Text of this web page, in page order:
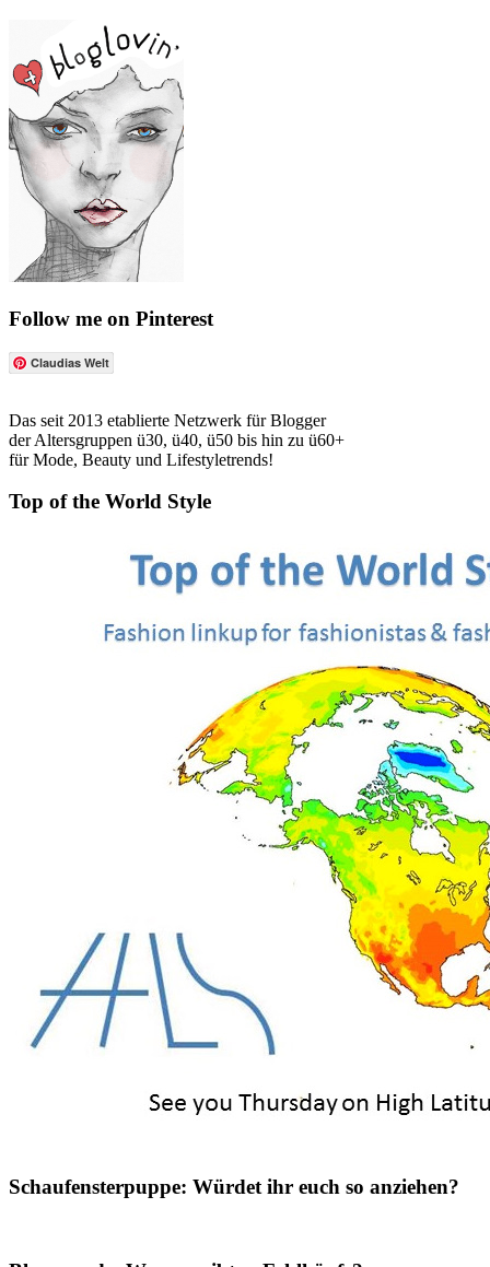
Follow me on Pinterest
Claudias Welt
Das seit 2013 etablierte Netzwerk für Blogger
der Altersgruppen ü30, ü40, ü50 bis hin zu ü60+
für Mode, Beauty und Lifestyletrends!
Top of the World Style
Schaufensterpuppe: Würdet ihr euch so anziehen?